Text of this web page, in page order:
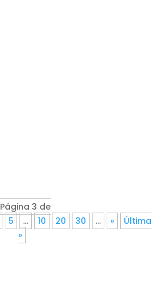
Página 3 de
5 ... 10 20 30 ... »
Última
»